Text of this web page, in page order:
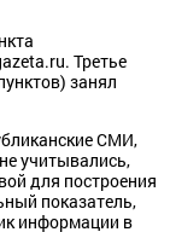
Третье
занял
СМИ,
учитывались,
для построения
показатель,
информации в